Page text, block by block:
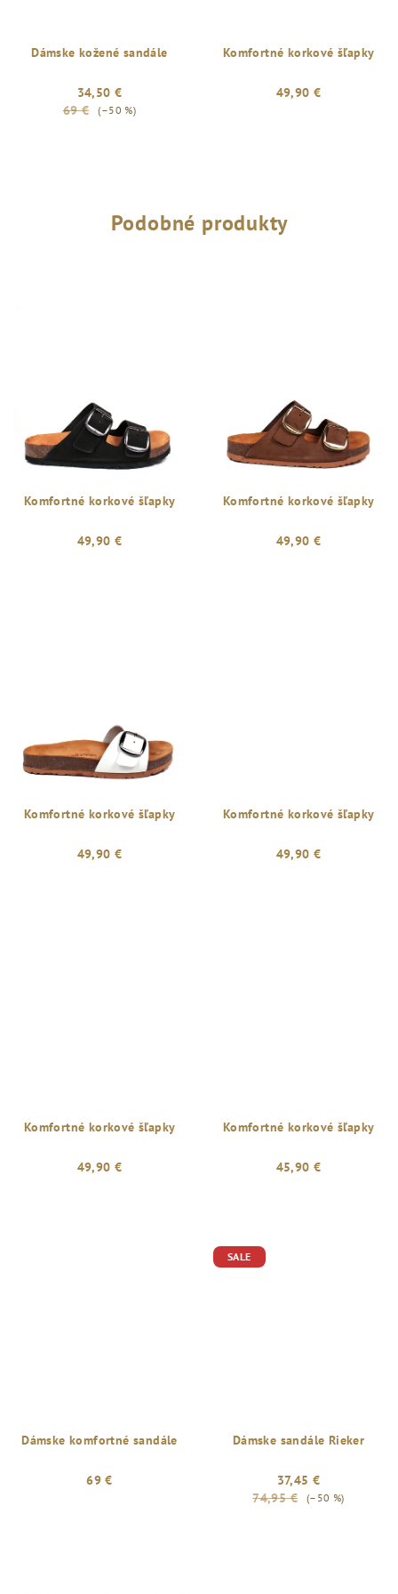
Dámske kožené sandále
34,50 €
69 €
(–50 %)
Komfortné korkové šľapky
49,90 €
Podobné produkty
Komfortné korkové šľapky
49,90 €
Komfortné korkové šľapky
49,90 €
Komfortné korkové šľapky
49,90 €
Komfortné korkové šľapky
49,90 €
Komfortné korkové šľapky
49,90 €
Komfortné korkové šľapky
45,90 €
Dámske komfortné sandále
69 €
SALE
Dámske sandále Rieker
37,45 €
74,95 €
(–50 %)